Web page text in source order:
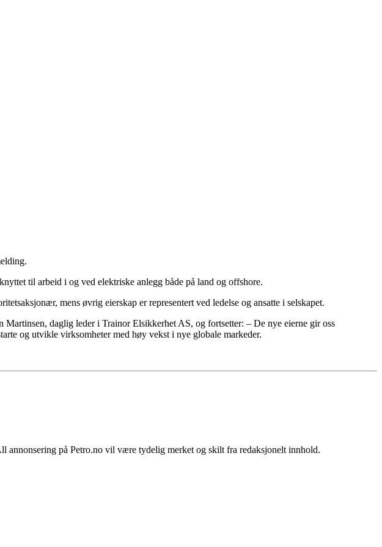
til arbeid i og ved elektriske anlegg både på land og offshore.
mens øvrig eierskap er representert ved ledelse og ansatte i selskapet.
daglig leder i Trainor Elsikkerhet AS, og fortsetter: – De nye eierne gir oss
og utvikle virksomheter med høy vekst i nye globale markeder.
annonsering på Petro.no vil være tydelig merket og skilt fra redaksjonelt innhold.